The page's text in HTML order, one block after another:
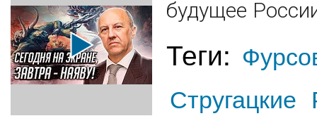
будущее
Теги:
Стругацкие